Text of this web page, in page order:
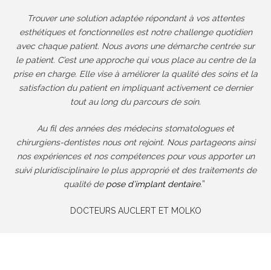
Trouver une solution adaptée répondant à vos attentes
esthétiques et fonctionnelles est notre challenge quotidien
avec chaque patient. Nous avons une démarche centrée sur
le patient. C’est une approche qui vous place au centre de la
prise en charge. Elle vise à améliorer la qualité des soins et la
satisfaction du patient en impliquant activement ce dernier
tout au long du parcours de soin.
Au fil des années des médecins stomatologues et
chirurgiens-dentistes nous ont rejoint. Nous partageons ainsi
nos expériences et nos compétences pour vous apporter un
suivi pluridisciplinaire le plus approprié et des traitements de
qualité de pose d’implant dentaire.”
DOCTEURS AUCLERT ET MOLKO